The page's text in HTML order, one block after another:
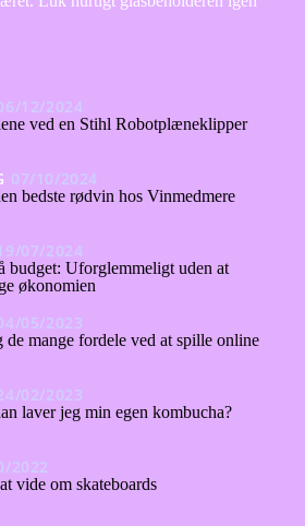
12/2024
ved en Stihl Robotplæneklipper
07/10/2024
bedste rødvin hos Vinmedmere
07/2024
budget: Uforglemmeligt uden at
økonomien
05/2023
de mange fordele ved at spille online
02/2023
laver jeg min egen kombucha?
2022
vide om skateboards